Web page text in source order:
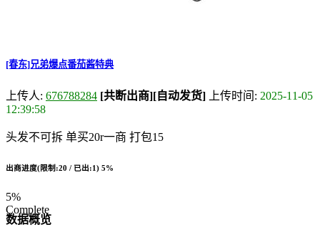
[春东]兄弟爆点番茄酱特典
上传人: 676788284 [共断出商][自动发货] 上传时间: 2025-11-05
12:39:58
头发不可拆 单买20r一商 打包15
出商进度(限制:20 / 已出:1) 5%
5%
Complete
数据概览